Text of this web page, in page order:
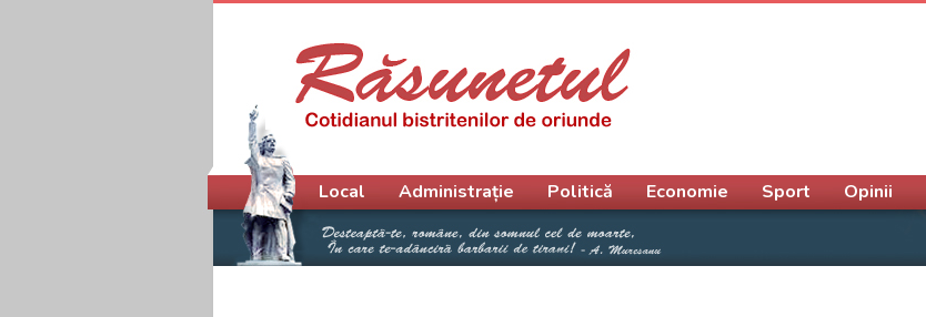
Meniu principal
Local Administrație Politică Economie Sport Opinii